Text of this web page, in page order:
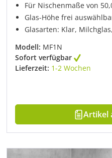
Für Nischenmaße von
Glas-Höhe frei
Glasarten: Klar,
Modell: MF1N
Sofort verfügbar
Lieferzeit: 1-2 Wochen
Artikel